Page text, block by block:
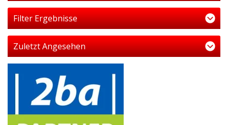
Filter Ergebnisse
Zuletzt Angesehen